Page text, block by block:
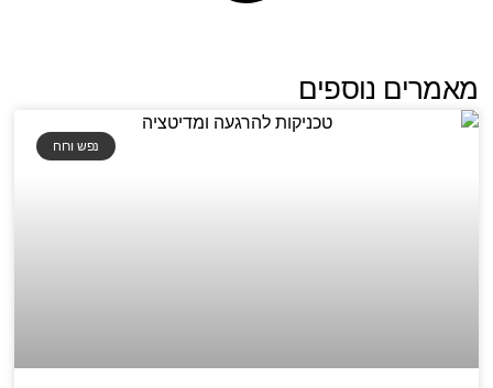
מאמרים נוספים
נפש ורוח